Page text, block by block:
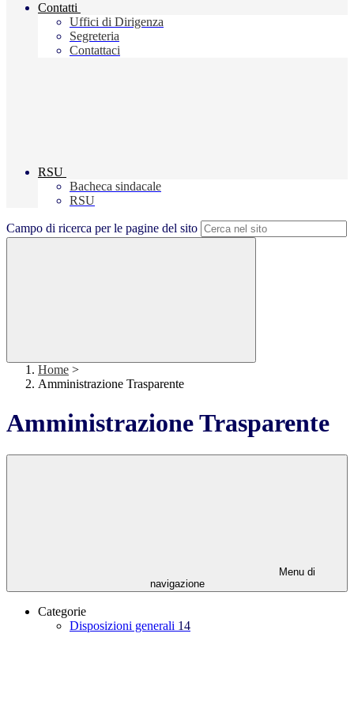
Contatti
Uffici di Dirigenza
Segreteria
Contattaci
RSU
Bacheca sindacale
RSU
Campo di ricerca per le pagine del sito
Home >
Amministrazione Trasparente
Amministrazione Trasparente
Menu di
navigazione
Categorie
Disposizioni generali 14